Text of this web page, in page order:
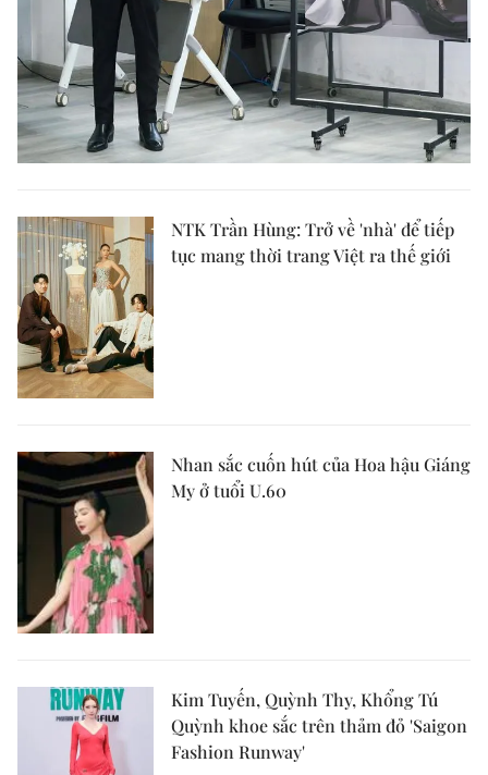
NTK Trần Hùng: Trở về 'nhà' để tiếp
tục mang thời trang Việt ra thế giới
Nhan sắc cuốn hút của Hoa hậu Giáng
My ở tuổi U.60
Kim Tuyến, Quỳnh Thy, Khổng Tú
Quỳnh khoe sắc trên thảm đỏ 'Saigon
Fashion Runway'